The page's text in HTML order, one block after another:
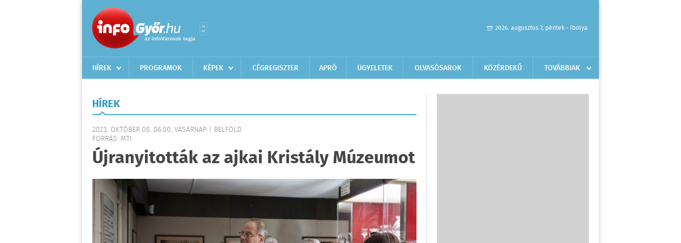
2026. augusztus 7, péntek - Ibolya
HÍREK PROGRAMOK KÉPEK CÉGREGISZTER APRÓ ÜGYELETEK OLVASÓSAROK KÖZÉRDEKŰ TOVÁBBIAK
HÍREK
2023. OKTÓBER 08. 06:00, VASÁRNAP | BELFÖLD
FORRÁS: MTI
Újranyitották az ajkai Kristály Múzeumot